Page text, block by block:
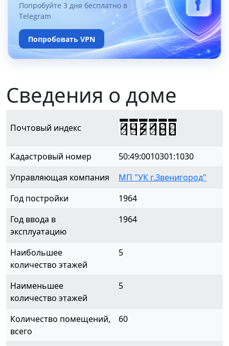
Попробуйте 3 дня бесплатно в
Telegram
Попробовать VPN
Сведения о доме
Почтовый индекс 143180
Кадастровый номер
50:49:0010301:1030
Управляющая компания
МП "УК г.Звенигород"
Год постройки
1964
Год ввода в
эксплуатацию
1964
Наибольшее
количество этажей
5
Наименьшее
количество этажей
5
Количество помещений,
всего
60